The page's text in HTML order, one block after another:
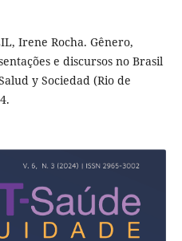
Irene Rocha. Gênero,
e discursos no Brasil
y Sociedad (Rio de